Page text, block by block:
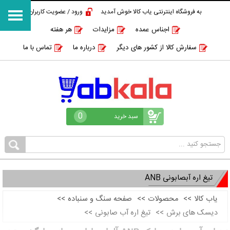
به فروشگاه اینترنتی یاب کالا خوش آمدید ورود / عضویت کاربران
اجناس عمده مزایدات
هر هفته
سفارش کالا از کشور های دیگر
درباره ما تماس با ما
سبد خرید 0
تیغ اره آبصابونی ANB
یاب کالا >> محصولات >> صفحه سنگ و سنباده >>
دیسک های برش >> تیغ اره آب صابونی >>